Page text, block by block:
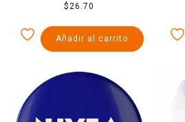
Células Madre ultra
$ 26.70
Añadir al carrito